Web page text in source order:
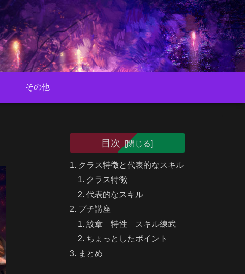
その他
目次
クラス特徴と代表的なスキル
クラス特徴
代表的なスキル
プチ講座
紋章 特性 スキル練武
ちょっとしたポイント
まとめ